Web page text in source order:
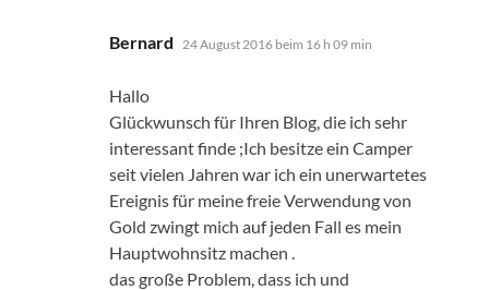
Bernard sagt:
24 August 2016 beim 16 h 09 min
Hallo
Glückwunsch für Ihren Blog, die ich sehr
interessant finde ;Ich besitze ein Camper
seit vielen Jahren war ich ein unerwartetes
Ereignis für meine freie Verwendung von
Gold zwingt mich auf jeden Fall es mein
Hauptwohnsitz machen .
das große Problem, dass ich und